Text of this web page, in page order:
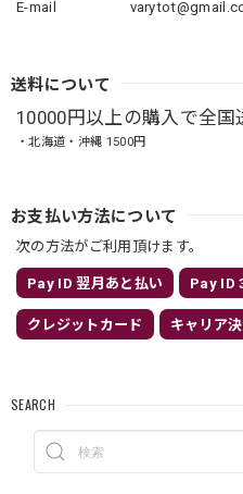
E-mail
送料について
10000円以上の購入で全国
・北海道・沖縄 1500円
お支払い方法について
次の方法がご利用頂けます。
Pay ID 翌月あと払い Pay ID
クレジットカード キャリア
SEARCH